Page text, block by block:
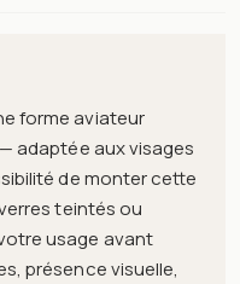
forme aviateur
adaptée aux visages
de monter cette
teintés ou
usage avant
présence visuelle,